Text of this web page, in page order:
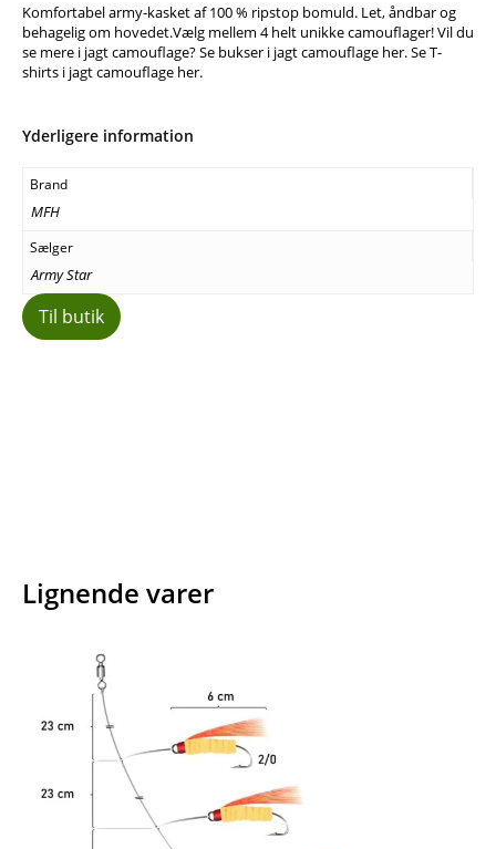
Komfortabel army-kasket af 100 % ripstop bomuld. Let, åndbar og
behagelig om hovedet.Vælg mellem 4 helt unikke camouflager! Vil du
se mere i jagt camouflage? Se bukser i jagt camouflage her. Se T-
shirts i jagt camouflage her.
Yderligere information
Brand
MFH
Sælger
Army Star
Til butik
Lignende varer